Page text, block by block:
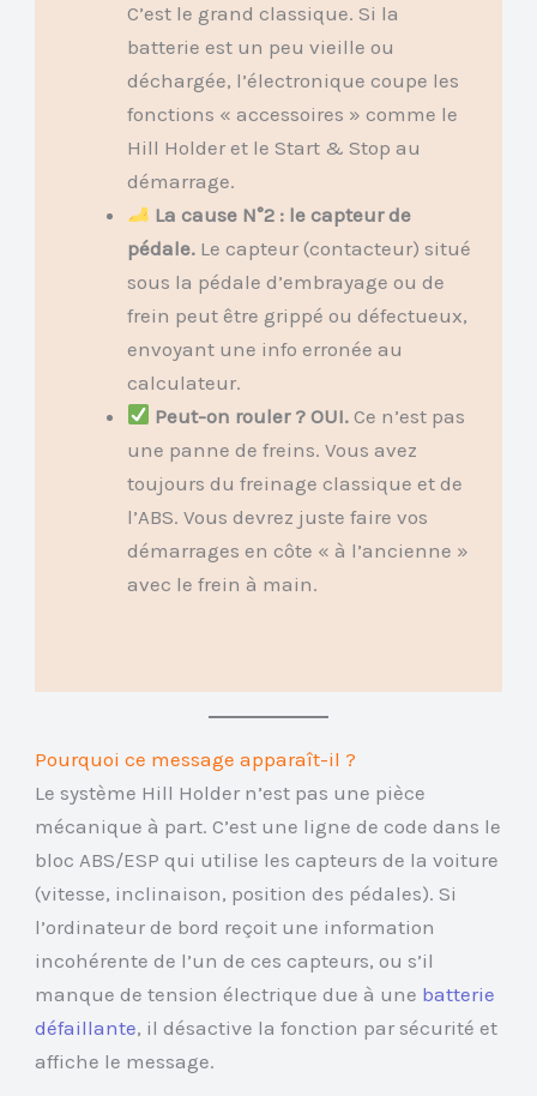
C’est le grand classique. Si la
batterie est un peu vieille ou
déchargée, l’électronique coupe les
fonctions « accessoires » comme le
Hill Holder et le Start & Stop au
démarrage.
La cause N°2 : le capteur de
pédale.Le capteur (contacteur) situé
sous la pédale d’embrayage ou de
frein peut être grippé ou défectueux,
envoyant une info erronée au
calculateur.
Peut-on rouler ? OUI. Ce n’est pas
une panne de freins. Vous avez
toujours du freinage classique et de
l’ABS. Vous devrez juste faire vos
démarrages en côte « à l’ancienne »
avec le frein à main.
Pourquoi ce message apparaît-il ?
Le système Hill Holder n’est pas une pièce
mécanique à part. C’est une ligne de code dans le
bloc ABS/ESP qui utilise les capteurs de la voiture
(vitesse, inclinaison, position des pédales). Si
l’ordinateur de bord reçoit une information
incohérente de l’un de ces capteurs, ou s’il
manque de tension électrique due à une batterie
défaillante, il désactive la fonction par sécurité et
affiche le message.